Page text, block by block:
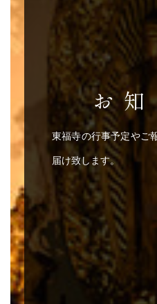
お
東福寺の行事予定やご
届け致します。